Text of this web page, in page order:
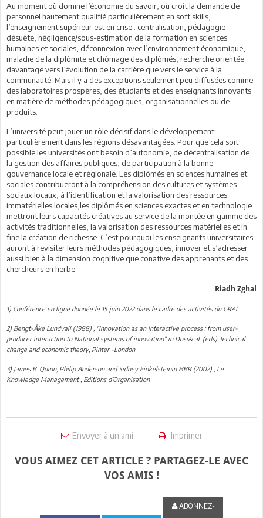
Au moment où domine l’économie du savoir, où croît la demande de
personnel hautement qualifié particulièrement en soft skills,
l’enseignement supérieur est en crise : centralisation, pédagogie
désuète, négligence/sous-estimation de la formation en sciences
humaines et sociales, déconnexion avec l’environnement économique,
maladie de la diplômite et chômage des diplômés, recherche orientée
davantage vers l’évolution de la carrière que vers le service à la
communauté. Mais il y a des exceptions seulement peu diffusées comme
des laboratoires prospères, des étudiants et des enseignants innovants
en matière de méthodes pédagogiques, organisationnelles ou de
produits.
L’université peut jouer un rôle décisif dans le développement
particulièrement dans les régions désavantagées. Pour que cela soit
possible les universités ont besoin d’autonomie, de décentralisation de
la gestion des affaires publiques, de participation à la bonne
gouvernance locale et régionale. Les diplômés en sciences humaines et
sociales contribueront à la compréhension des cultures et systèmes
sociaux locaux, à l’identification et la valorisation des ressources
immatérielles locales,les diplômés en sciences exactes et en technologie
mettront leurs capacités créatives au service de la montée en gamme des
activités traditionnelles, la valorisation des ressources matérielles et in
fine la création de richesse. C’est pourquoi les enseignants universitaires
auront à revisiter leurs méthodes pédagogiques, innover et s’adresser
aussi bien à la dimension cognitive que conative des apprenants et des
chercheurs en herbe.
Riadh Zghal
1) Conférence en ligne donnée le 15 juin 2022 dans le cadre des activités du GRAL
2) Bengt-Åke Lundvall (1988) , "Innovation as an interactive process : from user-
producer interaction to National systems of innovation" in Dosi& al. (eds) Technical
change and economic theory, Pinter -London
3) James B. Quinn, Philip Anderson and Sidney Finkelsteinin HBR (2002) , Le
Knowledge Management , Editions d’Organisation
Envoyer à un ami Imprimer
VOUS AIMEZ CET ARTICLE ? PARTAGEZ-LE AVEC
VOS AMIS !
ABONNEZ-